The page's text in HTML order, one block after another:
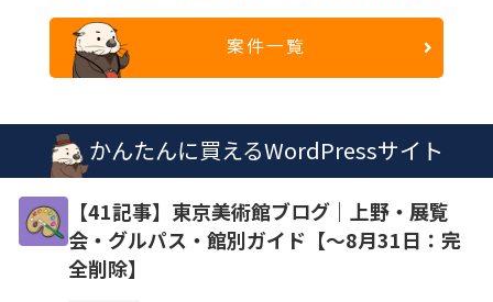
案件一覧
かんたんに買えるWordPressサイト
【41記事】東京美術館ブログ｜上野・展覧
会・グルパス・館別ガイド【～8月31日：完
全削除】